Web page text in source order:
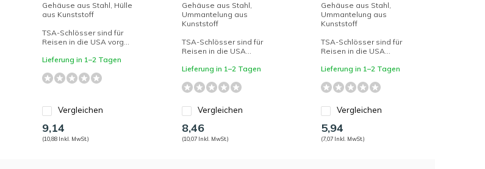
Gehäuse aus Stahl, Hülle
aus Kunststoff
TSA-Schlösser sind für
Reisen in die USA vorg...
Lieferung in 1–2 Tagen
Vergleichen
9,14
(10,88 Inkl. MwSt.)
Gehäuse aus Stahl,
Ummantelung aus
Kunststoff
TSA-Schlösser sind für
Reisen in die USA...
Lieferung in 1–2 Tagen
Vergleichen
8,46
(10,07 Inkl. MwSt.)
Gehäuse aus Stahl,
Ummantelung aus
Kunststoff
TSA-Schlösser sind für
Reisen in die USA...
Lieferung in 1–2 Tagen
Vergleichen
5,94
(7,07 Inkl. MwSt.)